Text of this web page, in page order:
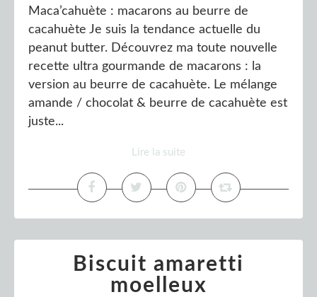
Maca’cahuète : macarons au beurre de
cacahuète Je suis la tendance actuelle du
peanut butter. Découvrez ma toute nouvelle
recette ultra gourmande de macarons : la
version au beurre de cacahuète. Le mélange
amande / chocolat & beurre de cacahuète est
juste...
Lire la suite
Biscuit amaretti
moelleux